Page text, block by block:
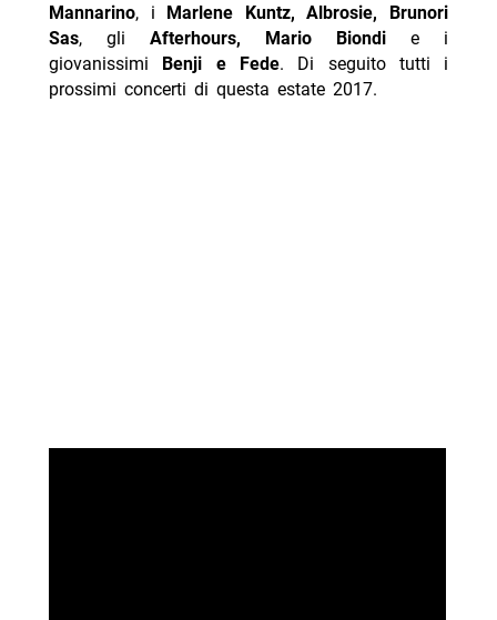
Mannarino, i Marlene Kuntz, Albrosie, Brunori
Sas, gli Afterhours, Mario Biondi e i
giovanissimi Benji e Fede. Di seguito tutti i
prossimi concerti di questa estate 2017.